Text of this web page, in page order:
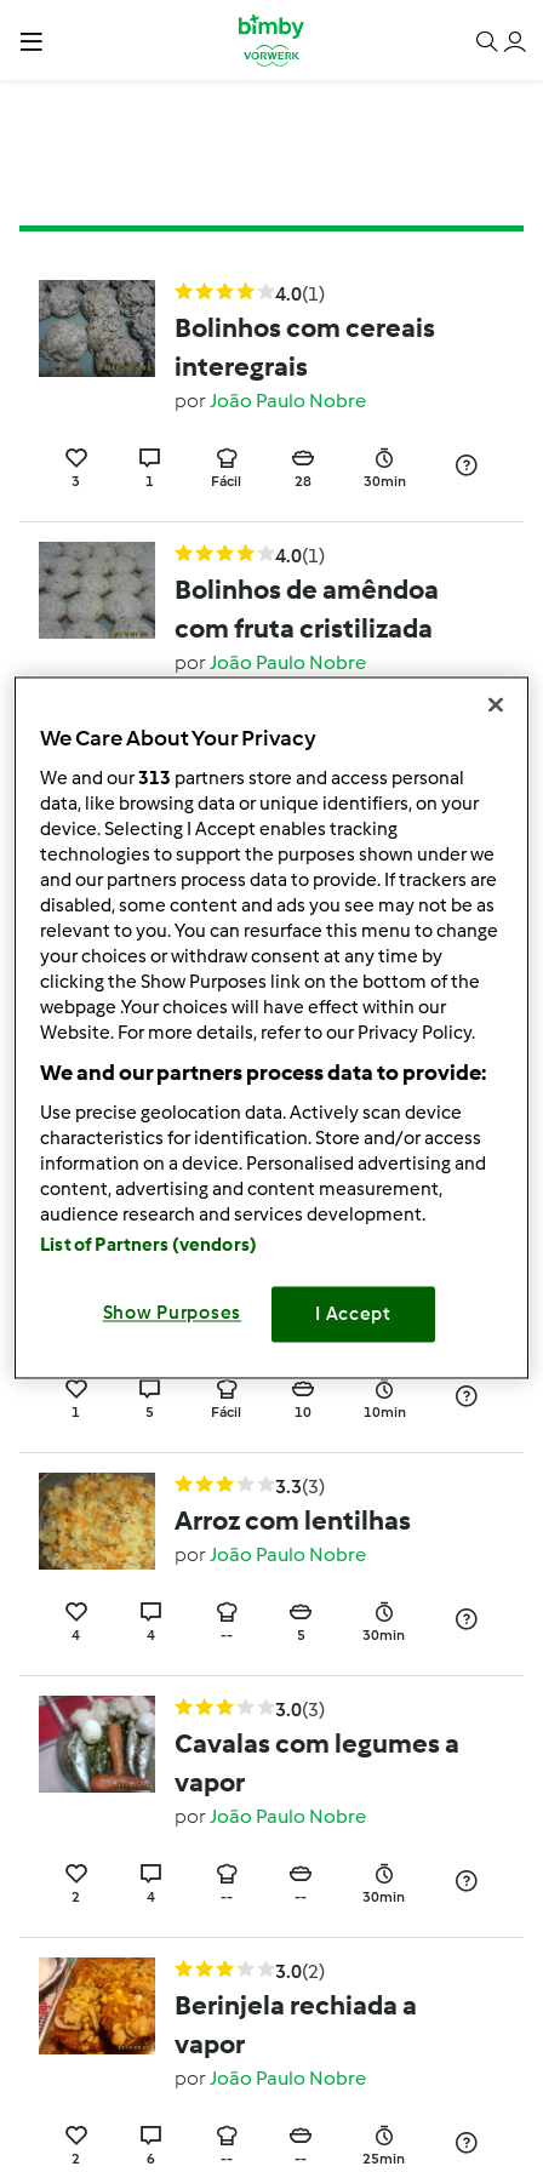
4.0(1)
Bolinhos com cereais
interegrais
porJoão Paulo Nobre
3 1 Fácil 28 30min
4.0(1)
Bolinhos de amêndoa
com fruta cristilizada
porJoão Paulo Nobre
3 1 Fácil 25
4.0(1)
Entrecosto
porJoão Paulo Nobre
1 1 -- -- 40min
4.0 (1)
Pá de porco pacifico
porJoão Paulo Nobre
0 1 -- --
Picante expolsivo
1 5 Fácil 10 10min
3.3(3)
Arroz com lentilhas
porJoão Paulo Nobre
4 4 -- 5 30min
3.0(3)
Cavalas com legumes a
vapor
porJoão Paulo Nobre
2 4 -- -- 30min
3.0(2)
Berinjela rechiada a
vapor
porJoão Paulo Nobre
2 6 -- -- 25min
We Care About Your Privacy
We and our313 partners store and access personal
data, like browsing data or unique identifiers, on your
device. Selecting I Accept enables tracking
technologies to support the purposes shown under we
and our partners process data to provide. If trackers are
disabled, some content and ads you see may not be as
relevant to you. You can resurface this menu to change
your choices or withdraw consent at any time by
clicking the Show Purposes link on the bottom of the
webpage .Your choices will have effect within our
Website. For more details, refer to our Privacy Policy.
We and our partners process data to provide:
Use precise geolocation data. Actively scan device
characteristics for identification. Store and/or access
information on a device. Personalised advertising and
content, advertising and content measurement,
audience research and services development.
List of Partners (vendors)
Show Purposes I Accept